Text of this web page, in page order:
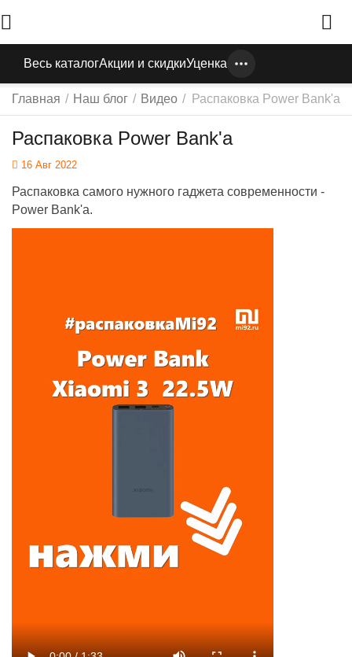
Весь каталогАкции и скидкиУценка
Главная / Наш блог / Видео / Распаковка Power Bank'а
Распаковка Power Bank'а
16 Авг 2022
Распаковка самого нужного гаджета современности -
Power Bank'а.